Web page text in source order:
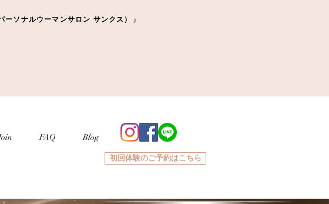
ソナルウーマンサロン サンクス）」
FAQ Blog
初回体験のご予約はこちら